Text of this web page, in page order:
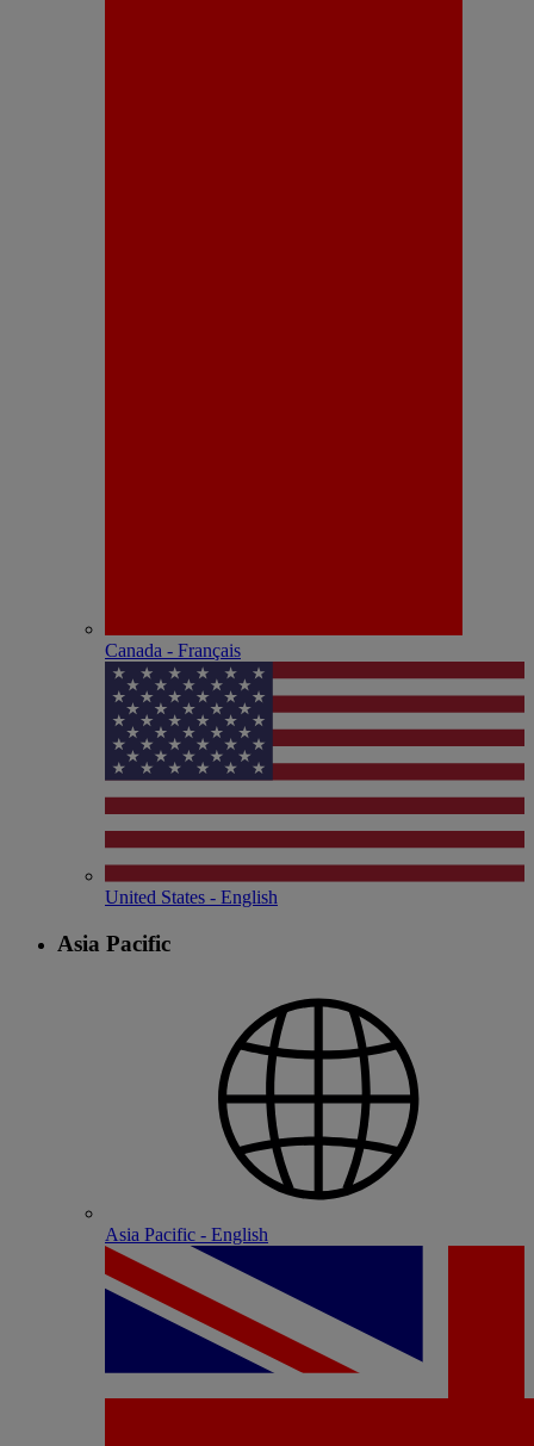
Canada - Français
United States - English
Asia Pacific
Asia Pacific - English